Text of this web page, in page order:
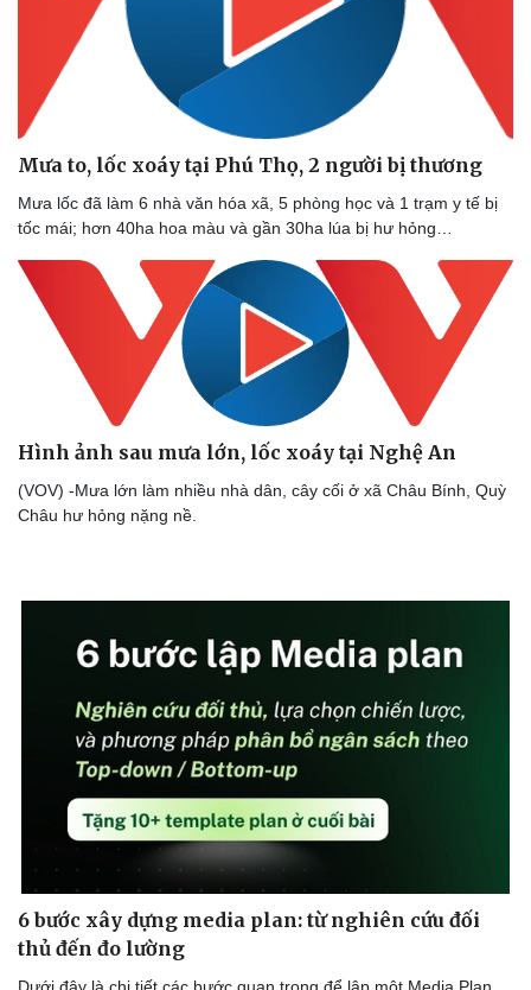
Doanh nghiệp
Thông tin doanh nghiệp
Doanh nghiệp 24h
Doanh nhân
Vì cộng đồng
Công nghệ
Sành điệu
Tin Công nghệ
Trải nghiệm
Chuyển đổi số
Mưa to, lốc xoáy tại Phú Thọ, 2 người bị thương
Mưa lốc đã làm 6 nhà văn hóa xã, 5 phòng học và 1 trạm y tế bị
tốc mái; hơn 40ha hoa màu và gần 30ha lúa bị hư hỏng…
Hình ảnh sau mưa lớn, lốc xoáy tại Nghệ An
(VOV) -Mưa lớn làm nhiều nhà dân, cây cối ở xã Châu Bính, Quỳ
Châu hư hỏng nặng nề.
6 bước xây dựng media plan: từ nghiên cứu đối
thủ đến đo lường